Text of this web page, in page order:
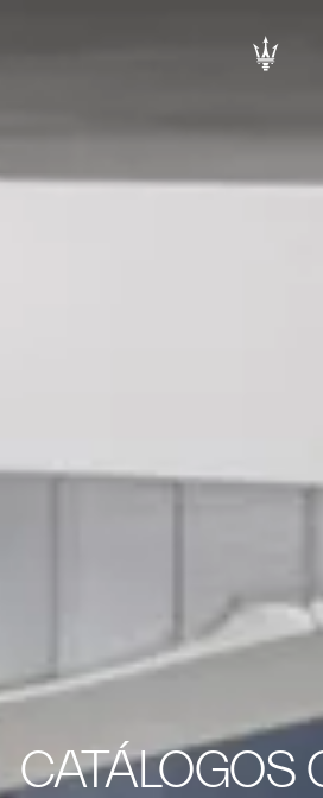
CATÁLOGOS